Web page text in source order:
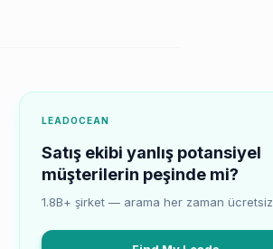
LEADOCEAN
Satış ekibi yanlış potansiyel
müşterilerin peşinde mi?
1.8B+ şirket — arama her zaman ücretsiz